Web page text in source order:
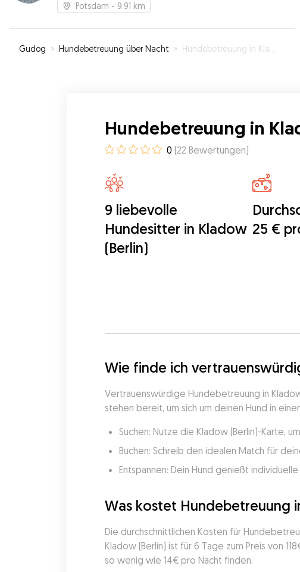
Dank! Gerne wieder!”
Potsdam - 9.91 km
Gudog » Hundebetreuung über Nacht » Hundebetreuung in Kladow (Berlin)
Hundebetreuung in
0 (22 Bewertungen)
9 liebevolle
Hundesitter in Kladow
(Berlin)
25 €
Wie finde ich
Vertrauenswürdige Hundebetreuung in
stehen bereit, um sich um deinen Hund in
Suchen: Nutze die Kladow (Berlin)-Karte,
Buchen: Schreib den idealen Match für
Entspannen: Dein Hund genießt
Was kostet Hundebetreuung
Die durchschnittlichen Kosten für
Kladow (Berlin) ist für 6 Tage zum Preis von
so wenig wie 14€ pro Nacht finden.